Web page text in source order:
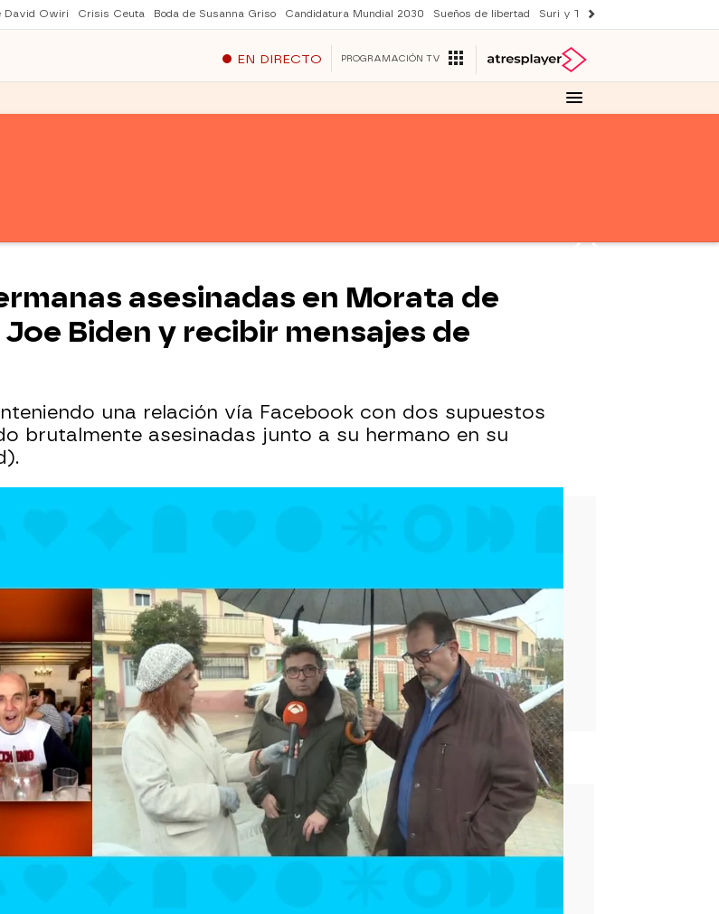
David Owiri Crisis Ceuta Boda de Susanna Griso Candidatura Mundial 2030 Sueños de libertad Suri y Tom Cruise
EN DIRECTO PROGRAMACIÓN TV
asesinadas en Morata de
Biden y recibir mensajes de
una relación vía Facebook con dos supuestos
brutalmente asesinadas junto a su hermano en su
WhatsappFacebook
X Flipboard